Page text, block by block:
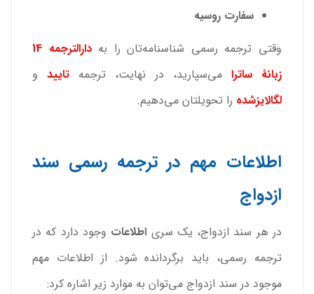
سفارت روسیه
وقتی ترجمه رسمی شناسنامه‌تان را به
دارالترجمه 14
زبانۀ ساترا می‌سپارید، در نهایت، ترجمه تایید و
لگالایزشده را تحویلتان می‌دهیم.
اطلاعات مهم در ترجمه رسمی سند
ازدواج
در هر سند ازدواج، یک سری اطلاعات وجود دارد که در
ترجمه رسمی، باید برگردانده شود. از اطلاعات مهم
موجود در سند ازدواج می‌توان به موارد زیر اشاره کرد: